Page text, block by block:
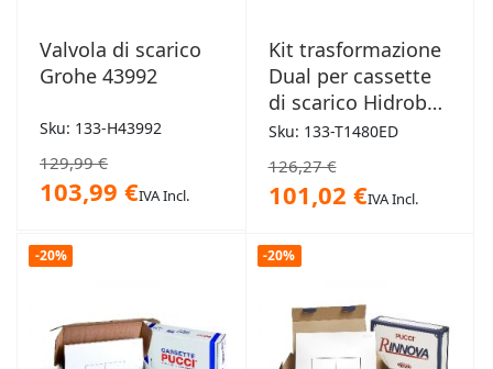
Valvola di scarico
Grohe 43992
Sku: 133-H43992
129,99 €
103,99 €IVA Incl.
Kit trasformazione
Dual per cassette
di scarico Hidrobox
Todini
Sku: 133-T1480ED
126,27 €
101,02 €IVA Incl.
-20% -20%